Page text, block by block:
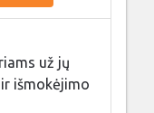
už jų
išmokėjimo